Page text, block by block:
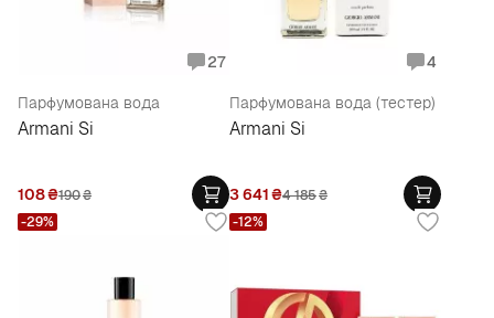
27
Парфумована вода
Armani Si
108₴190₴
4
Парфумована вода (тестер)
Armani Si
3 641₴4 185₴
-29% -12%